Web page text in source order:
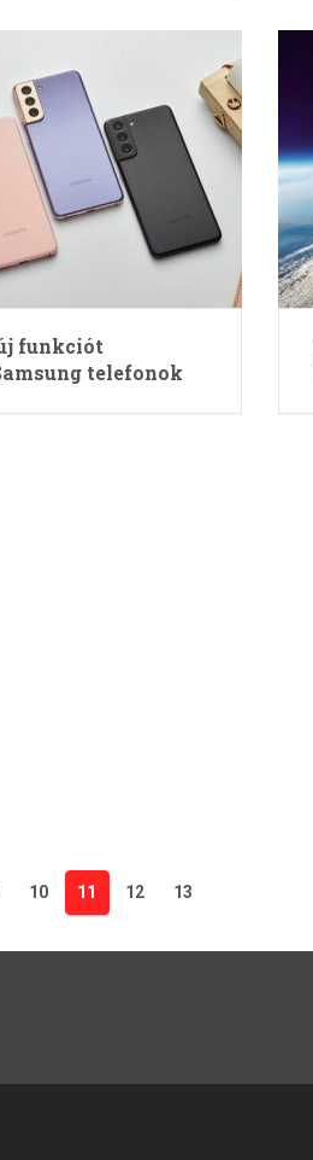
funkciót
telefonok
10 11 12 13